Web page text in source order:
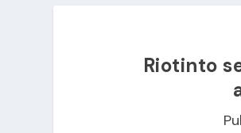
Riotinto